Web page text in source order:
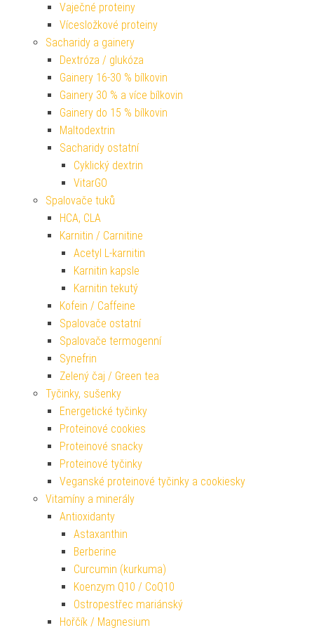
Vaječné proteiny
Vícesložkové proteiny
Sacharidy a gainery
Dextróza / glukóza
Gainery 16-30 % bílkovin
Gainery 30 % a více bílkovin
Gainery do 15 % bílkovin
Maltodextrin
Sacharidy ostatní
Cyklický dextrin
VitarGO
Spalovače tuků
HCA, CLA
Karnitin / Carnitine
Acetyl L-karnitin
Karnitin kapsle
Karnitin tekutý
Kofein / Caffeine
Spalovače ostatní
Spalovače termogenní
Synefrin
Zelený čaj / Green tea
Tyčinky, sušenky
Energetické tyčinky
Proteinové cookies
Proteinové snacky
Proteinové tyčinky
Veganské proteinové tyčinky a cookiesky
Vitamíny a minerály
Antioxidanty
Astaxanthin
Berberine
Curcumin (kurkuma)
Koenzym Q10 / CoQ10
Ostropestřec mariánský
Hořčík / Magnesium